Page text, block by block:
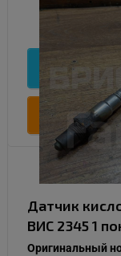
Датчик
ВИС 2345 1
Оригинальный